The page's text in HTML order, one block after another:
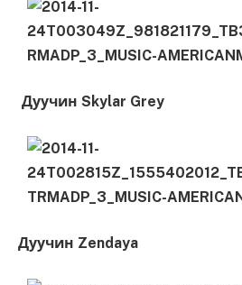
Дуучин Skylar Grey
Дуучин Zendaya